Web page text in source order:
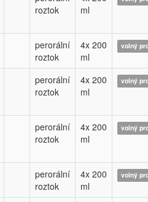
roztok
ml
perorální
roztok
4x 200
ml
volný
perorální
roztok
4x 200
ml
volný
perorální
roztok
4x 200
ml
volný
perorální
roztok
4x 200
ml
volný